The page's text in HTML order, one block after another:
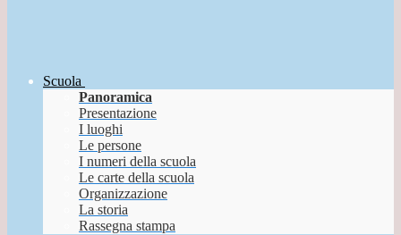
Scuola
Panoramica
Presentazione
I luoghi
Le persone
I numeri della scuola
Le carte della scuola
Organizzazione
La storia
Rassegna stampa